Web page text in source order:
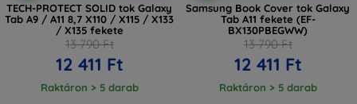
TECH-PROTECT SOLID tok Galaxy
Tab A9 / A11 8,7 X110 / X115 / X133
/ X135 fekete
13 790 Ft
12 411 Ft
Raktáron > 5 darab
Samsung Book Cover tok Galaxy
Tab A11 fekete (EF-
BX130PBEGWW)
13 790 Ft
12 411 Ft
Raktáron > 5 darab